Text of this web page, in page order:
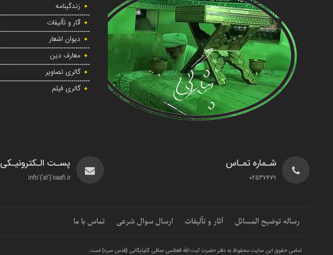
زندگینامه
آثار و تألیفات
دیوان اشعار
معارف دین
گالری تصاویر
گالری فیلم
شـماره تمـاس
02537479
پسـت الـکترونیـکی
info`{`at`}`saafi.ir
رساله توضیح المسائل آثار و تألیفات ارسال سوال شرعی تماس با ما
تمامی حقوق این سایت محفوظ به دفتر حضرت آیت الله العظمی صافی گلپایگانی (قدس سره) است.